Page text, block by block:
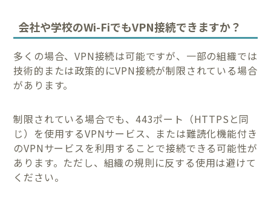
会社や学校のWi-FiでもVPN接続できますか？
多くの場合、VPN接続は可能ですが、一部の組織では
技術的または政策的にVPN接続が制限されている場合
があります。
制限されている場合でも、443ポート（HTTPSと同
じ）を使用するVPNサービス、または難読化機能付き
のVPNサービスを利用することで接続できる可能性が
あります。ただし、組織の規則に反する使用は避けて
ください。